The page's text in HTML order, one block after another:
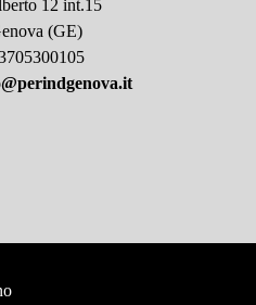
12 int.15
(GE)